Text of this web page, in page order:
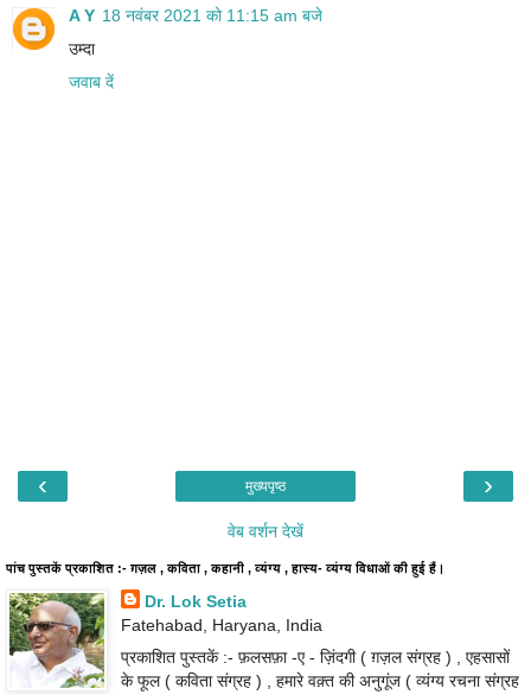
A Y 18 नवंबर 2021 को 11:15 am बजे
उम्दा
जवाब दें
‹ ›
मुख्यपृष्ठ
वेब वर्शन देखें
पांच पुस्तकें प्रकाशित :- ग़ज़ल , कविता , कहानी , व्यंग्य , हास्य- व्यंग्य विधाओं की हुई हैं।
Dr. Lok Setia
Fatehabad, Haryana, India
प्रकाशित पुस्तकें :- फ़लसफ़ा -ए - ज़िंदगी ( ग़ज़ल संग्रह ) , एहसासों
के फूल ( कविता संग्रह ) , हमारे वक़्त की अनुगूंज ( व्यंग्य रचना संग्रह